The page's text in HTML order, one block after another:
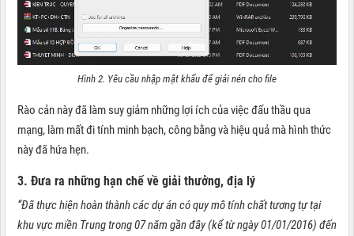
Hình 2. Yêu cầu nhập mật khẩu để giải nén cho file
Rào cản này đã làm suy giảm những lợi ích của việc đấu thầu qua
mạng, làm mất đi tính minh bạch, công bằng và hiệu quả mà hình thức
này đã hứa hẹn.
3. Đưa ra những hạn chế về giải thưởng, địa lý
“Đã thực hiện hoàn thành các dự án có quy mô tính chất tương tự tại
khu vực miền Trung trong 07 năm gần đây (kể từ ngày 01/01/2016) đến